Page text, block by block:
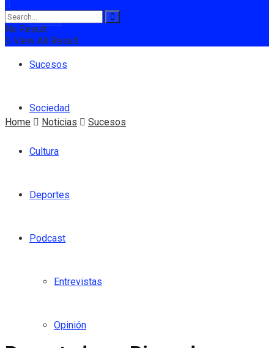
Política
Sucesos
Sociedad
Cultura
Deportes
Podcast
Entrevistas
Opinión
No Result
View All Result
Home Noticias Sucesos